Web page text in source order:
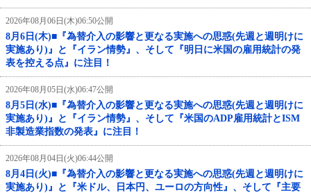
2026年08月06日(木)06:50公開
8月6日(木)■『為替介入の影響と更なる実施への思惑(先週と週明けに
実施あり)』と『イラン情勢』、そして『明日に米国の雇用統計の発
表を控える点』に注目！
2026年08月05日(水)06:47公開
8月5日(水)■『為替介入の影響と更なる実施への思惑(先週と週明けに
実施あり)』と『イラン情勢』、そして『米国のADP雇用統計とISM
非製造業指数の発表』に注目！
2026年08月04日(火)06:44公開
8月4日(火)■『為替介入の影響と更なる実施への思惑(先週と週明けに
実施あり)』と『米ドル、日本円、ユーロの方向性』、そして『主要